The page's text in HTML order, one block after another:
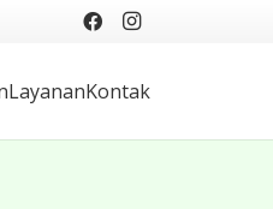
LayananKontak